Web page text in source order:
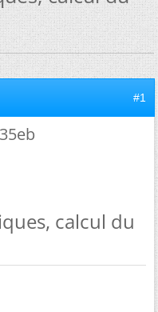
#1
calcul du